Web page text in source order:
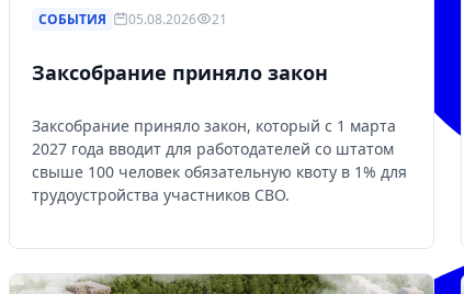
СОБЫТИЯ 05.08.2026 21
Заксобрание приняло закон
Заксобрание приняло закон, который с 1 марта
2027 года вводит для работодателей со штатом
свыше 100 человек обязательную квоту в 1% для
трудоустройства участников СВО.